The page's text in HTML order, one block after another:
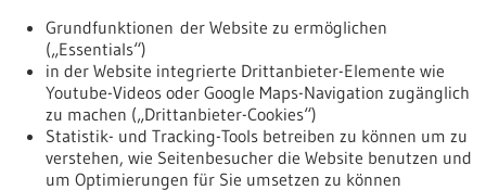
Pressemitteilung - 28.01.2022
Laserlicht löst Kronen, Veneers und Brackets
In einem Verbundprojekt haben die Klinik für Zahnärztliche
Prothetik des Universitätsklinikums Ulm (UKU) und das
Institut für Lasertechnologien in der Medizin und
Messtechnik (ILM) an der Universität Ulm eine lasergestützte
Grundfunktionen der Website zu ermöglichen
(„Essentials“)
in der Website integrierte Drittanbieter-Elemente wie
Youtube-Videos oder Google Maps-Navigation zugänglich
zu machen („Drittanbieter-Cookies“)
Statistik- und Tracking-Tools betreiben zu können um zu
verstehen, wie Seitenbesucher die Website benutzen und
um Optimierungen für Sie umsetzen zu können